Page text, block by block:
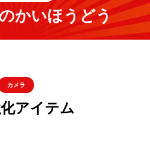
かいほうどう
カメラ
アイテム